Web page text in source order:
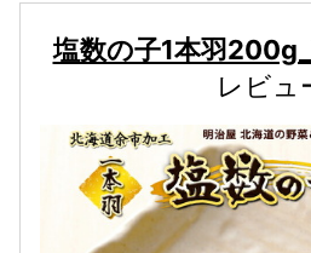
塩数の子1本羽
レビュ